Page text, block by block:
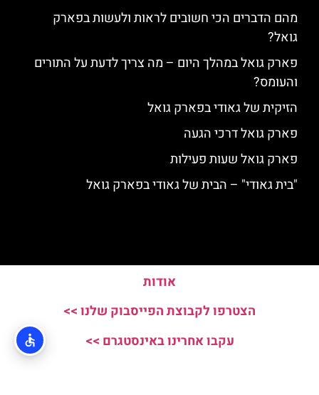
מהם הדברים הכי חשובים לראות ולעשות בפארק
גואל?
פארק גואל במהלך היום – מה צריך לדעת על התורים
והעומס?
הזיקית של גאודי בפארק גואל
פארק גואל דרכי הגעה
פארק גואל שעות פעילות
"בית גאודי" – הבית של גאודי בפארק גואל
אודות
הצטרפו לקבוצת הפייסבוק שלנו >>
עקבו אחרינו באינסטגרם >>